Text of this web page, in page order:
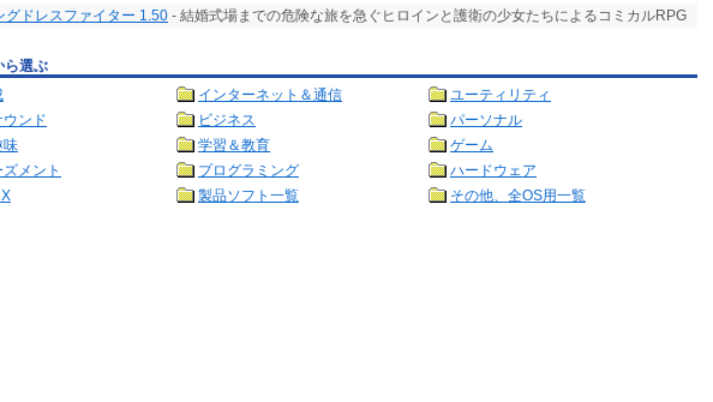
グドレスファイター 1.50 - 結婚式場までの危険な旅を急ぐヒロインと護衛の少女たちによるコミカルRPG
ら選ぶ
インターネット＆通信
ユーティリティ
ンド
ビジネス
パーソナル
味
学習＆教育
ゲーム
メント
プログラミング
ハードウェア
製品ソフト一覧 その他、全OS用一覧